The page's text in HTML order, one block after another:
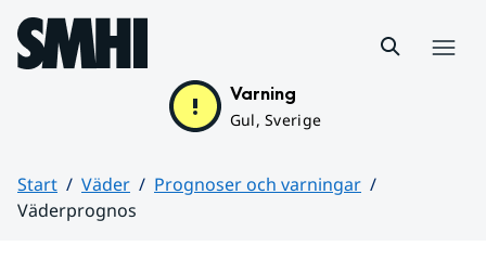
Hoppa till sidans innehåll
Varning
Gul, Sverige
Start Väder
Prognoser och varningar
Väderprognos